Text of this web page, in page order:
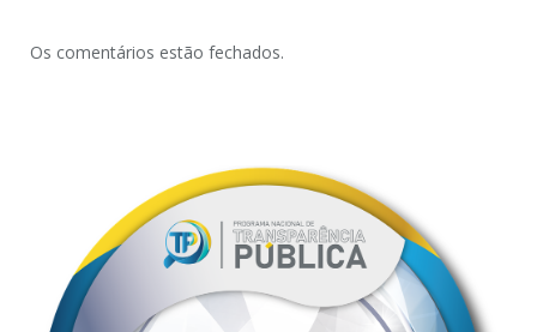
Os comentários estão fechados.